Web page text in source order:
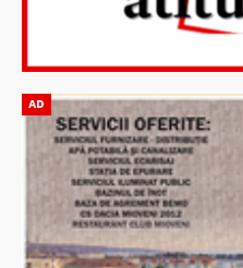
AD